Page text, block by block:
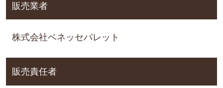
販売業者
株式会社ベネッセパレット
販売責任者